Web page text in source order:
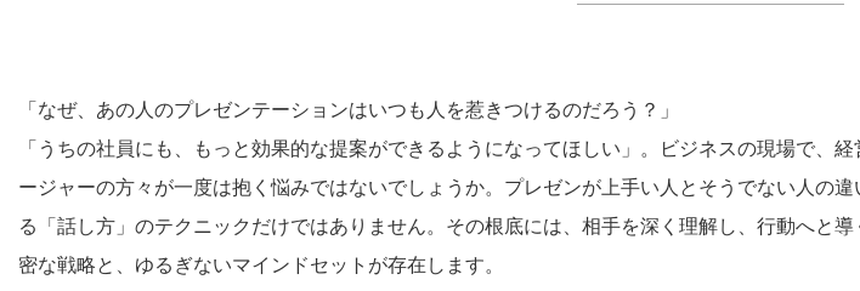
「なぜ、あの人のプレゼンテーションはいつも人を惹きつけるのだろう？」
「うちの社員にも、もっと効果的な提案ができるようになってほしい」。ビジネスの現場で、
ージャーの方々が一度は抱く悩みではないでしょうか。プレゼンが上手い人とそうでない人の違
る「話し方」のテクニックだけではありません。その根底には、相手を深く理解し、行動へと
密な戦略と、ゆるぎないマインドセットが存在します。